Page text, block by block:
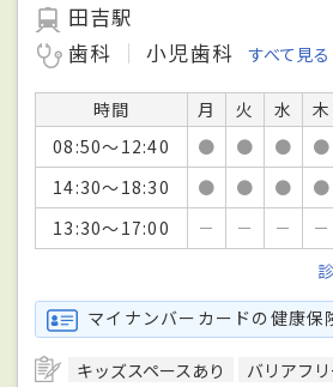
田吉駅
歯科
小児歯科 すべて見る
時間 月 火 水 木
08:50～12:40
● ● ● ●
14:30～18:30
● ● ● ●
13:30～17:00
－ － － －
マイナンバーカードの健康保
キッズスペースあり バリアフ